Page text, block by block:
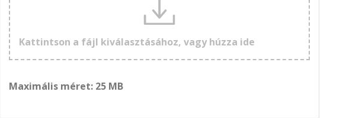
Kattintson a fájl kiválasztásához, vagy húzza ide
Maximális méret: 25 MB